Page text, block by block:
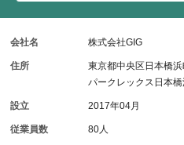
会社名 株式会社GIG
住所
東京都中央区日本橋
パークレックス日本
設立 2017年04月
従業員数 80人